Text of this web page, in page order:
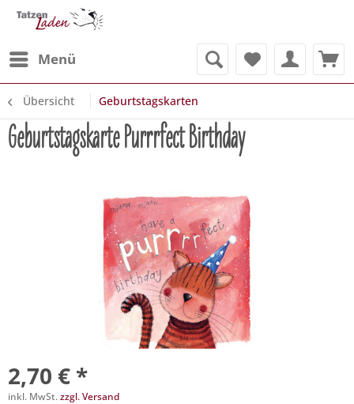
Menü
Übersicht Geburtstagskarten
Geburtstagskarte Purrrfect Birthday
2,70 € *
inkl. MwSt.zzgl. Versand